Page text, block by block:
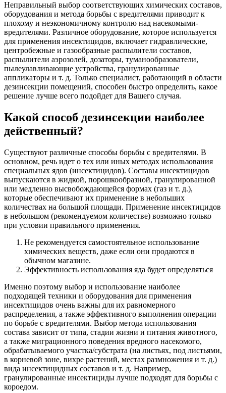
Неправильный выбор соответствующих химических составов,
оборудования и метода борьбы с вредителями приводит к
плохому и неэкономичному контролю над насекомыми-
вредителями. Различное оборудование, которое используется
для применения инсектицидов, включает гидравлические,
центробежные и газообразные распылители составов,
распылители аэрозолей, дозаторы, туманообразователи,
пылеулавливающие устройства, гранулированные
аппликаторы и т. д. Только специалист, работающий в области
дезинсекции помещений, способен быстро определить, какое
решение лучше всего подойдет для Вашего случая.
Какой способ дезинсекции наиболее
действенный?
Существуют различные способы борьбы с вредителями. В
основном, речь идет о тех или иных методах использования
специальных ядов (инсектицидов). Составы инсектицидов
выпускаются в жидкой, порошкообразной, гранулированной
или медленно высвобождающейся формах (газ и т. д.),
которые обеспечивают их применение в небольших
количествах на большой площади. Применение инсектицидов
в небольшом (рекомендуемом количестве) возможно только
при условии правильного применения.
Не рекомендуется самостоятельное использование
химических веществ, даже если они продаются в
обычном магазине.
Эффективность использования яда будет определяться
Именно поэтому выбор и использование наиболее
подходящей техники и оборудования для применения
инсектицидов очень важны для их равномерного
распределения, а также эффективного выполнения операции
по борьбе с вредителями. Выбор метода использования
состава зависит от типа, стадии жизни и питания животного,
а также миграционного поведения вредного насекомого,
обрабатываемого участка/субстрата (на листьях, под листьями,
в корневой зоне, вихре растений, местах размножения и т. д.)
вида инсектицидных составов и т. д. Например,
гранулированные инсектициды лучше подходят для борьбы с
короедом.